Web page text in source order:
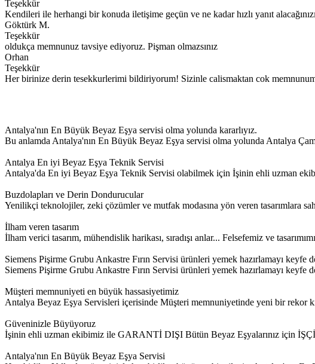
Teşekkür
Kendileri ile herhangi bir konuda iletişime geçün ve ne kadar hızlı yanıt
Göktürk M.
Teşekkür
oldukça memnunuz tavsiye ediyoruz. Pişman olmazsınız
Orhan
Teşekkür
Her birinize derin tesekkurlerimi bildiriyorum! Sizinle calismaktan cok
Antalya'nın En Büyük Beyaz Eşya servisi olma yolunda kararlıyız.
Bu anlamda Antalya'nın En Büyük Beyaz Eşya servisi olma yolunda Antalya
Antalya En iyi Beyaz Eşya Teknik Servisi
Antalya'da En iyi Beyaz Eşya Teknik Servisi olabilmek için İşinin ehli uzman
Buzdolapları ve Derin Dondurucular
Yenilikçi teknolojiler, zeki çözümler ve mutfak modasına yön veren tasarımlara
İlham veren tasarım
İlham verici tasarım, mühendislik harikası, sıradışı anlar... Felsefemiz ve
Siemens Pişirme Grubu Ankastre Fırın Servisi ürünleri yemek hazırlamayı keyfe
Siemens Pişirme Grubu Ankastre Fırın Servisi ürünleri yemek hazırlamayı
Müşteri memnuniyeti en büyük hassasiyetimiz
Antalya Beyaz Eşya Servisleri içerisinde Müşteri memnuniyetinde yeni bir rekor
Güveninizle Büyüyoruz
İşinin ehli uzman ekibimiz ile GARANTİ DIŞI Bütün Beyaz Eşyalarınız için
Antalya'nın En Büyük Beyaz Eşya Servisi